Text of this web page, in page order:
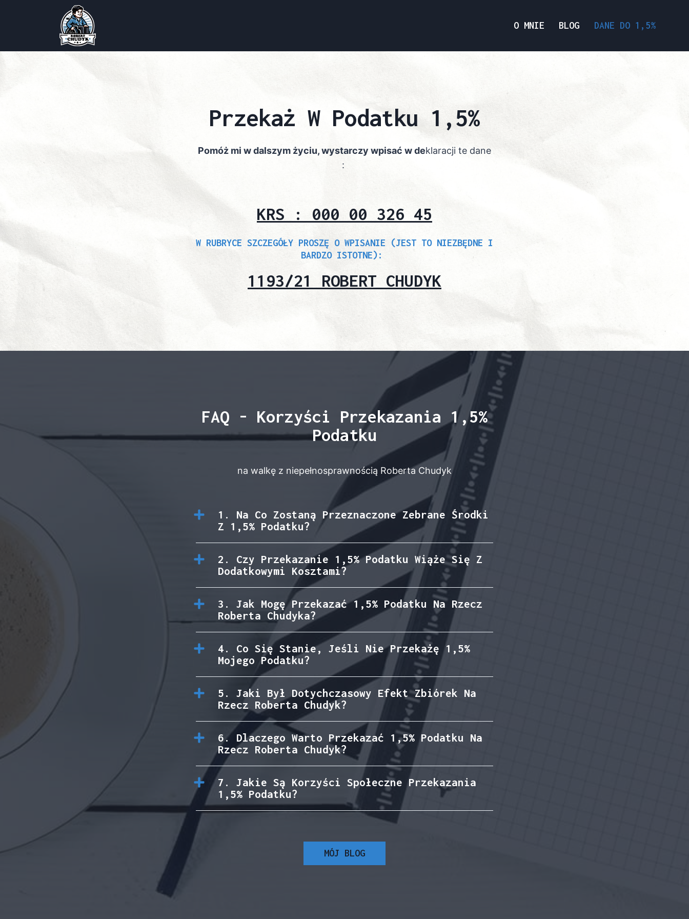
O MNIE BLOG DANE DO 1,5%
Przekaż W Podatku 1,5%
Pomóż mi w dalszym życiu, wystarczy wpisać w deklaracji te dane
:
KRS : 000 00 326 45
W RUBRYCE SZCZEGÓŁY PROSZĘ O WPISANIE (JEST TO NIEZBĘDNE I
BARDZO ISTOTNE):
1193/21 ROBERT CHUDYK
FAQ - Korzyści Przekazania 1,5%
Podatku
na walkę z niepełnosprawnością Roberta Chudyk
1. Na Co Zostaną Przeznaczone Zebrane Środki
Z 1,5% Podatku?
2. Czy Przekazanie 1,5% Podatku Wiąże Się Z
Dodatkowymi Kosztami?
3. Jak Mogę Przekazać 1,5% Podatku Na Rzecz
Roberta Chudyka?
4. Co Się Stanie, Jeśli Nie Przekażę 1,5%
Mojego Podatku?
5. Jaki Był Dotychczasowy Efekt Zbiórek Na
Rzecz Roberta Chudyk?
6. Dlaczego Warto Przekazać 1,5% Podatku Na
Rzecz Roberta Chudyk?
7. Jakie Są Korzyści Społeczne Przekazania
1,5% Podatku?
MÓJ BLOG